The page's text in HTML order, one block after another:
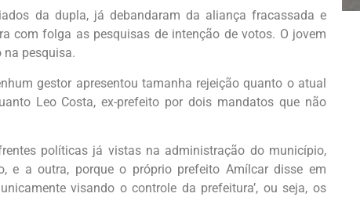
da dupla, já debandaram da aliança fracassada e
com folga as pesquisas de intenção de votos. O jovem
na pesquisa.
gestor apresentou tamanha rejeição quanto o atual
Leo Costa, ex-prefeito por dois mandatos que não
políticas já vistas na administração do município,
e a outra, porque o próprio prefeito Amílcar disse em
visando o controle da prefeitura’, ou seja, os